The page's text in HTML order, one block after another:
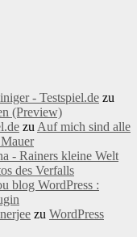
- Testspiel.de zu
(Preview)
zu Auf mich sind alle
- Rainers kleine Welt
des Verfalls
blog WordPress :
zu WordPress